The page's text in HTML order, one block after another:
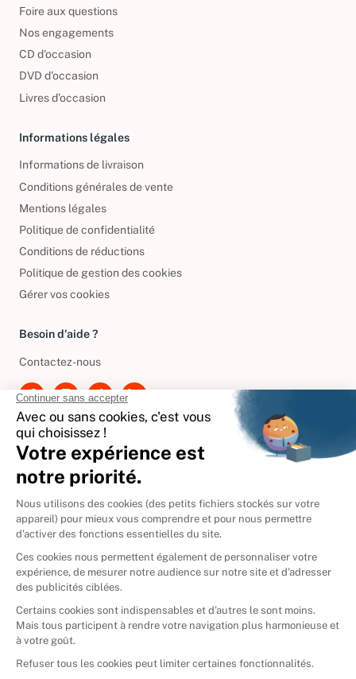
Foire aux questions
Nos engagements
CD d'occasion
DVD d'occasion
Livres d’occasion
Informations légales
Informations de livraison
Conditions générales de vente
Mentions légales
Politique de confidentialité
Conditions de réductions
Politique de gestion des cookies
Gérer vos cookies
Besoin d'aide ?
Contactez-nous
International
🇪🇸Espagne
🇩🇪Allemagne
🇮🇹 Italie